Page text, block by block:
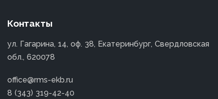
Контакты
ул. Гагарина, 14, оф. 38, Екатеринбург, Свердловская
обл., 620078
office@rms-ekb.ru
8 (343) 319-42-40